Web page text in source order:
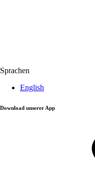
Sprachen
English
Download unserer App